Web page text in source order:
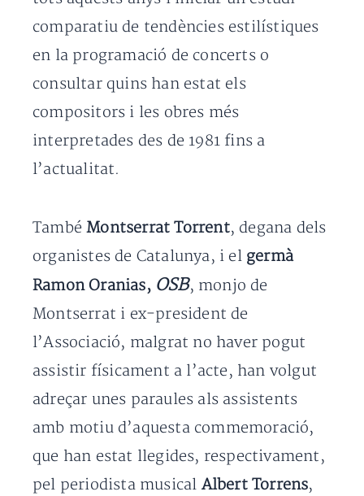
comparatiu de tendències estilístiques
en la programació de concerts o
consultar quins han estat els
compositors i les obres més
interpretades des de 1981 fins a
l’actualitat.
TambéMontserrat Torrent, degana dels
organistes de Catalunya, i el germà
Ramon Oranias, OSB, monjo de
Montserrat i ex-president de
l’Associació, malgrat no haver pogut
assistir físicament a l’acte, han volgut
adreçar unes paraules als assistents
amb motiu d’aquesta commemoració,
que han estat llegides, respectivament,
pel periodista musical Albert Torrens,